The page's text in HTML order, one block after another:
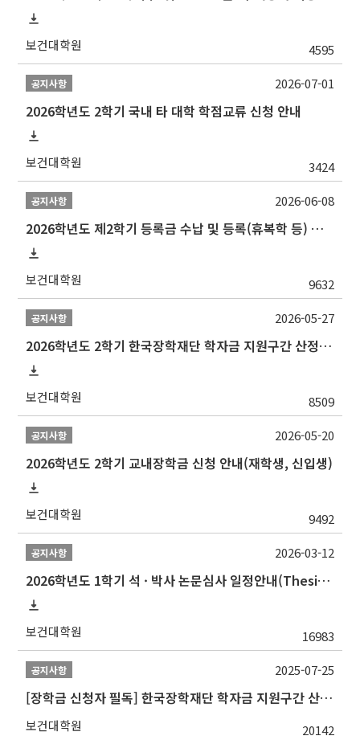
보건대학원 4595
공지사항
2026학년도 2학기 국내 타 대학 학점교류 신청 안내
보건대학원 3424
2026-07-01
공지사항
2026학년도 제2학기 등록금 수납 및 등록(휴복학 등) 일정 안내
보건대학원 9632
2026-06-08
공지사항
2026학년도 2학기 한국장학재단 학자금 지원구간 산정 신청 안내
보건대학원 8509
2026-05-27
공지사항
2026학년도 2학기 교내장학금 신청 안내(재학생, 신입생)
보건대학원 9492
2026-05-20
공지사항
2026학년도 1학기 석 · 박사 논문심사 일정안내(Thesis Defense Schedules)
보건대학원 16983
2026-03-12
공지사항
[장학금 신청자 필독] 한국장학재단 학자금 지원구간 산정 권고
보건대학원 20142
2025-07-25